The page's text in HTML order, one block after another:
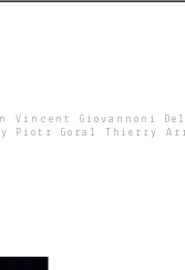
Vincent Giovannoni
Piotr Goral Thierry